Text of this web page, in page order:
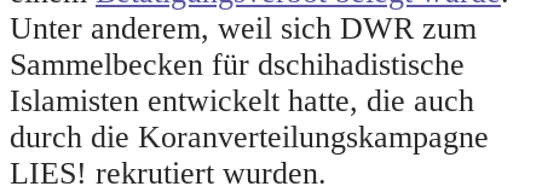
Unter anderem, weil sich DWR zum
Sammelbecken für dschihadistische
Islamisten entwickelt hatte, die auch
durch die Koranverteilungskampagne
LIES! rekrutiert wurden.